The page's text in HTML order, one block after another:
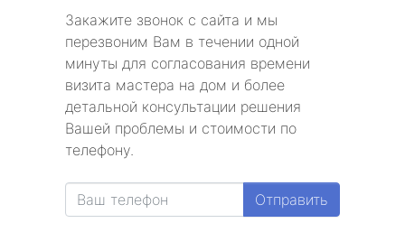
Закажите звонок с сайта и мы
перезвоним Вам в течении одной
минуты для согласования времени
визита мастера на дом и более
детальной консультации решения
Вашей проблемы и стоимости по
телефону.
Отправить